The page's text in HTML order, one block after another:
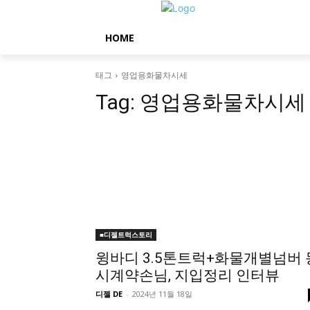
HOME
태그 영업용화물차시세
Tag: 영업용화물차시세
■디젤트럭스토리
윙바디 3.5톤트럭+화물개별넘버
시계약손님, 지입정리 인터뷰
디젤 DE - 2024년 11월 18일